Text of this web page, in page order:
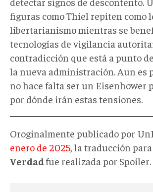
figuras como Thiel repiten como
libertarianismo mientras se
tecnologías de vigilancia
contradicción que está a punto
la nueva administración. Aun es
no hace falta ser un Eisenhower
por dónde irán estas tensiones.
Oroginalmente publicado por
enero de 2025 , la traducción para
Verdad fue realizada por Spoiler.